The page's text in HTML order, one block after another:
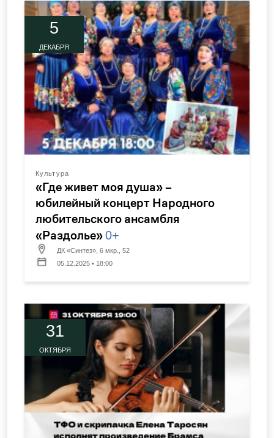
5
ДЕКАБРЯ
Культура
«Где живет моя душа» –
юбилейный концерт Народного
любительского ансамбля
«Раздолье»0+
ДК «Синтез», 6 мкр., 52
05.12.2025 • 18:00
31
ОКТЯБРЯ